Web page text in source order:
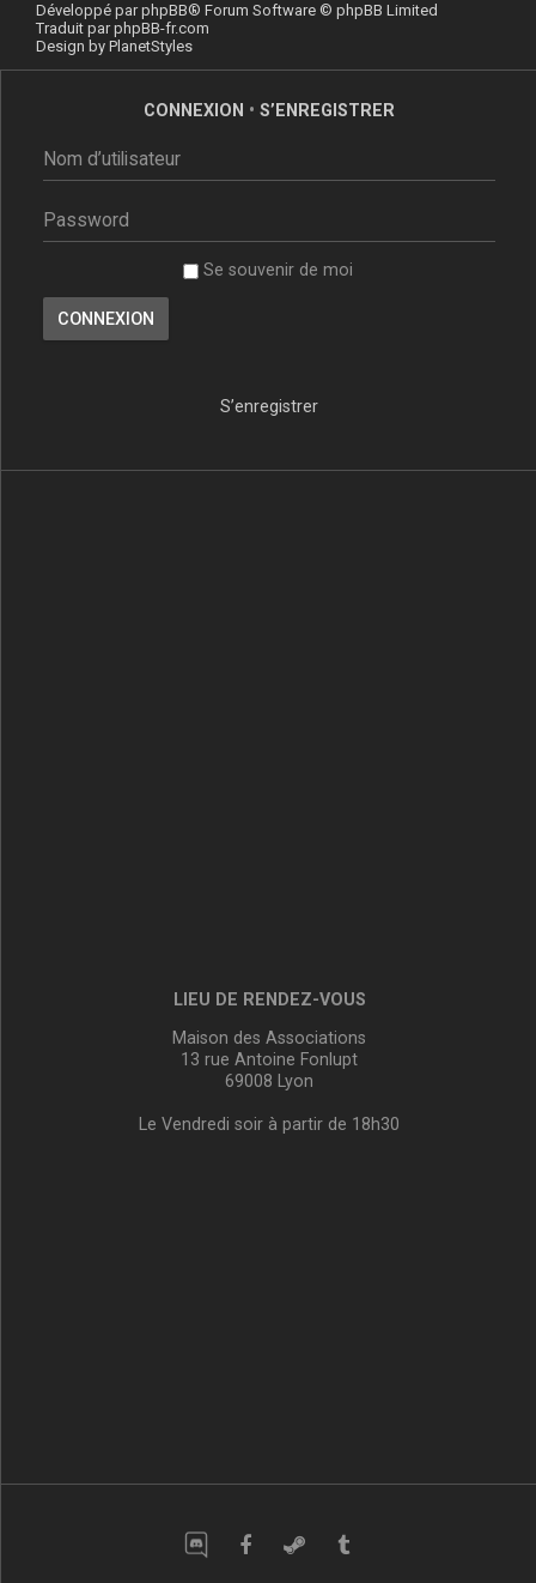
Développé parphpBB® Forum Software © phpBB Limited
Traduit parphpBB-fr.com
Design by PlanetStyles
CONNEXION • S’ENREGISTRER
Se souvenir de moi
S’enregistrer
LIEU DE RENDEZ-VOUS
Maison des Associations
13 rue Antoine Fonlupt
69008 Lyon
Le Vendredi soir à partir de 18h30